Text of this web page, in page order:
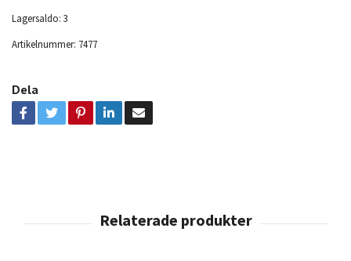
Lagersaldo: 3
Artikelnummer: 7477
Dela